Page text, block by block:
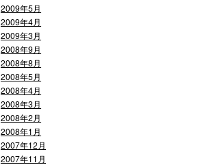
2009年5月
2009年4月
2009年3月
2008年9月
2008年8月
2008年5月
2008年4月
2008年3月
2008年2月
2008年1月
2007年12月
2007年11月